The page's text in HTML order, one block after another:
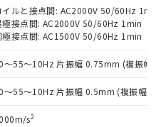
イルと接点間: AC2000V 50/60Hz 1min
極接点間: AC2000V 50/60Hz 1min
極接点間: AC1500V 50/60Hz 1min
～55～10Hz 片振幅 0.75mm (複振幅
～55～10Hz 片振幅 0.5mm (複振幅
s2
れるものであり、閲
実際の在庫および標
場合があることをご
よび標準価格はお客
たはお客様担当のオ
売店・当社販売員に
(Hg) 1000ppm以下、 カド
以下、ポリ臭化ビフェニル
以下、フタル酸ブチ
以下、フタル酸ジブチル
タル酸ジイソブチル
T26572)：
: 1000ppm、 Cd(カドミウ
、 PBBs(ポリ臭化ビフェ
ポリ臭化ジフェニルエーテ
、 DIBP(フタル酸ジ
フタル酸ブチルベンジ
ヘキシル)) : 1000ppm
供する場合は、日本
(または役務取引許
どの必要な手続きを
破棄する場合は、完
、違法に輸出されな
を講じます。
、核兵器、ミサイ
在庫あり
たないが在庫あり